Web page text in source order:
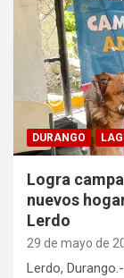
DURANGO
Logra
nuevos
Lerdo
29 de mayo de
Lerdo,